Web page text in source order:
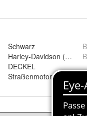
Schwarz
Harley-Davidson
DECKEL
Straßenmotorrad